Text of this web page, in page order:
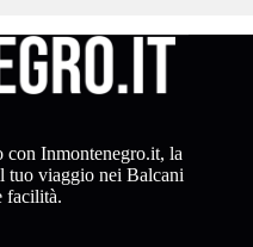
con Inmontenegro.it, la
tuo viaggio nei Balcani
facilità.